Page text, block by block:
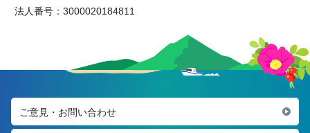
法人番号：3000020184811
ご意見・お問い合わせ